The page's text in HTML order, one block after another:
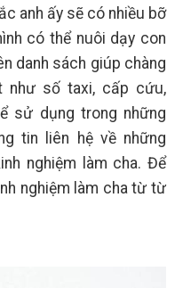
anh ấy sẽ có nhiều bỡ
có thể nuôi dạy con
danh sách giúp chàng
như số taxi, cấp cứu,
sử dụng trong những
tin liên hệ về những
nghiệm làm cha. Để
nghiệm làm cha từ từ